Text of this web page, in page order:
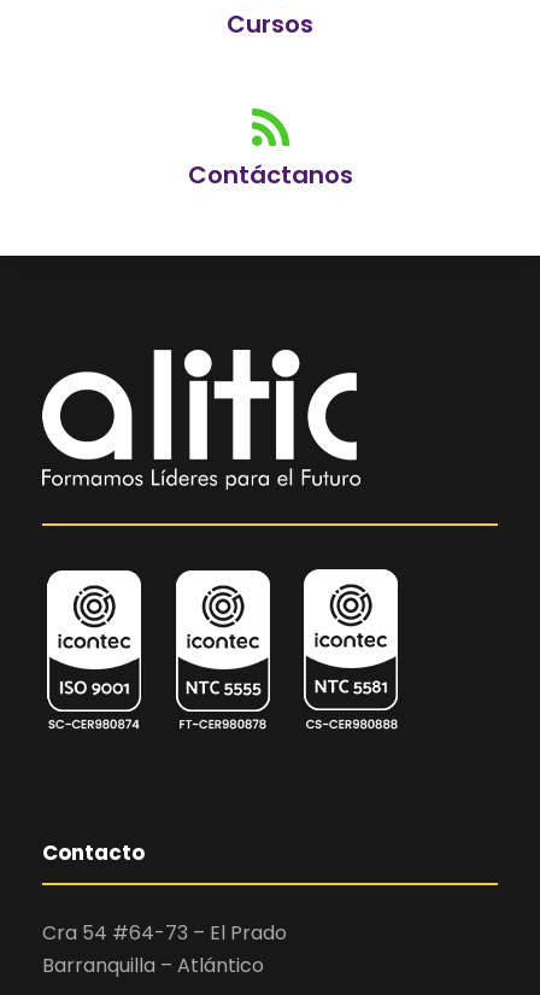
Cursos
Contáctanos
Contacto
Cra 54 #64-73 – El Prado
Barranquilla – Atlántico